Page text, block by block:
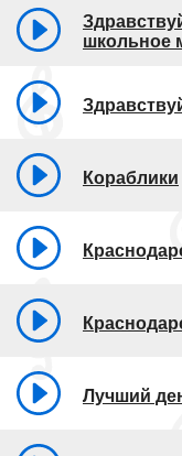
школьное
Кораблики
Лучший